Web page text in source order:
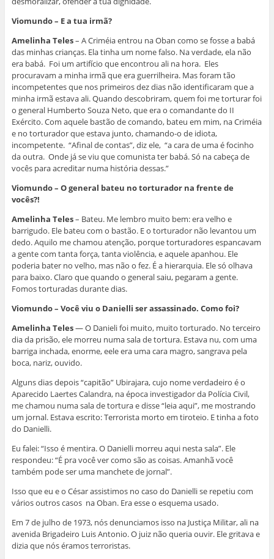
Viomundo – E a tua irmã?
Amelinha Teles– A Criméia entrou na Oban como se fosse a babá
das minhas crianças. Ela tinha um nome falso. Na verdade, ela não
era babá. Foi um artifício que encontrou ali na hora. Eles
procuravam a minha irmã que era guerrilheira. Mas foram tão
incompetentes que nos primeiros dez dias não identificaram que a
minha irmã estava ali. Quando descobriram, quem foi me torturar foi
o general Humberto Souza Neto, que era o comandante do II
Exército. Com aquele bastão de comando, bateu em mim, na Criméia
e no torturador que estava junto, chamando-o de idiota,
incompetente. “Afinal de contas”, diz ele, “a cara de uma é focinho
da outra. Onde já se viu que comunista ter babá. Só na cabeça de
vocês para acreditar numa história dessas.”
Viomundo – O general bateu no torturador na frente de
vocês?!
Amelinha Teles– Bateu. Me lembro muito bem: era velho e
barrigudo. Ele bateu com o bastão. E o torturador não levantou um
dedo. Aquilo me chamou atenção, porque torturadores espancavam
a gente com tanta força, tanta violência, e aquele apanhou. Ele
poderia bater no velho, mas não o fez. É a hierarquia. Ele só olhava
para baixo. Claro que quando o general saiu, pegaram a gente.
Fomos torturadas durante dias.
Viomundo – Você viu o Danielli ser assassinado. Como foi?
Amelinha Teles— O Danieli foi muito, muito torturado. No terceiro
dia da prisão, ele morreu numa sala de tortura. Estava nu, com uma
barriga inchada, enorme, eele era uma cara magro, sangrava pela
boca, nariz, ouvido.
Alguns dias depois “capitão” Ubirajara, cujo nome verdadeiro é o
Aparecido Laertes Calandra, na época investigador da Polícia Civil,
me chamou numa sala de tortura e disse “leia aqui”, me mostrando
um jornal. Estava escrito: Terrorista morto em tiroteio. E tinha a foto
do Danielli.
Eu falei: “Isso é mentira. O Danielli morreu aqui nesta sala”. Ele
respondeu: “É pra você ver como são as coisas. Amanhã você
também pode ser uma manchete de jornal”.
Isso que eu e o César assistimos no caso do Danielli se repetiu com
vários outros casos na Oban. Era esse o esquema usado.
Em 7 de julho de 1973, nós denunciamos isso na Justiça Militar, ali na
avenida Brigadeiro Luis Antonio. O juiz não queria ouvir. Ele gritava e
dizia que nós éramos terroristas.